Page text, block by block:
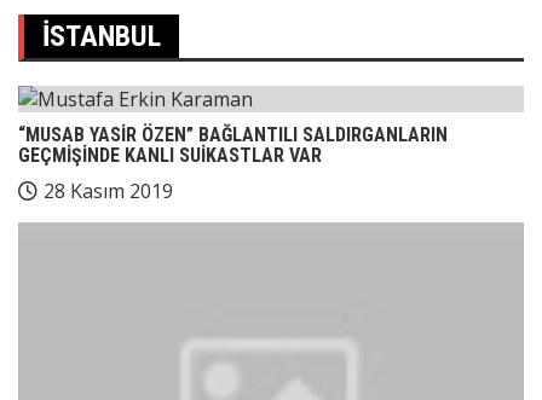
İSTANBUL
“MUSAB YASİR ÖZEN” BAĞLANTILI SALDIRGANLARIN
GEÇMİŞİNDE KANLI SUİKASTLAR VAR
28 Kasım 2019